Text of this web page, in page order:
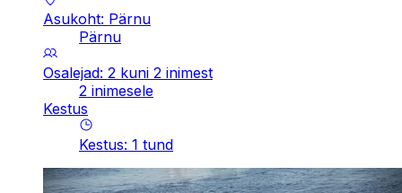
Asukoht: Pärnu
Pärnu
Osalejad: 2 kuni 2 inimest
2 inimesele
Kestus
Kestus: 1 tund